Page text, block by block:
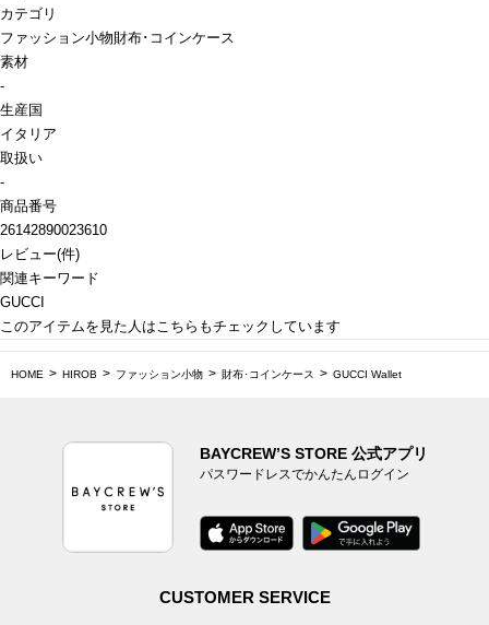
カテゴリ
ファッション小物財布･コインケース
素材
-
生産国
イタリア
取扱い
-
商品番号
26142890023610
レビュー(件)
関連キーワード
GUCCI
このアイテムを見た人はこちらもチェックしています
HOME HIROB ファッション小物 財布･コインケース GUCCI Wallet
BAYCREW’S STORE 公式アプリ
パスワードレスでかんたんログイン
CUSTOMER SERVICE